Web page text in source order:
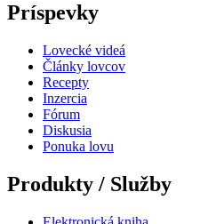
Príspevky
Lovecké videá
Články lovcov
Recepty
Inzercia
Fórum
Diskusia
Ponuka lovu
Produkty / Služby